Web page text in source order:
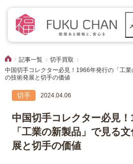
記事一覧
切手買取
中国切手コレクター必見！1966年発行の「工
の技術発展と切手の価値
切手 2024.04.06
中国切手コレクター必見
「工業の新製品」で見る
展と切手の価値